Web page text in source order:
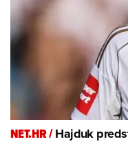
NET.HR /Hajduk